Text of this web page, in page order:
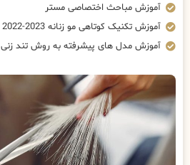
آموزش مباحث اختصاصی مستر
آموزش تکنیک کوتاهی مو زنانه 2023-2022
آموزش مدل های پیشرفته به روش تند زنی